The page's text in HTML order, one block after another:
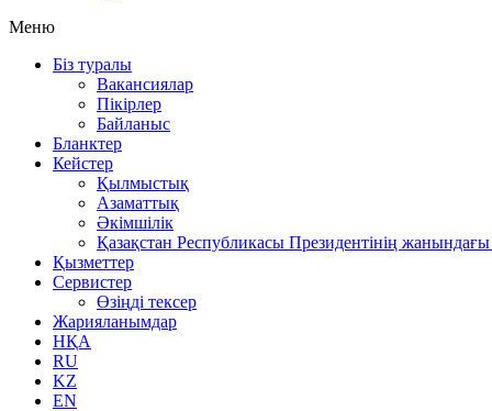
Меню
Біз туралы
Вакансиялар
Пікірлер
Байланыс
Бланктер
Кейстер
Қылмыстық
Азаматтық
Әкімшілік
Қазақстан Республикасы Президентінің
Қызметтер
Сервистер
Өзіңді тексер
Жарияланымдар
НҚА
RU
KZ
EN